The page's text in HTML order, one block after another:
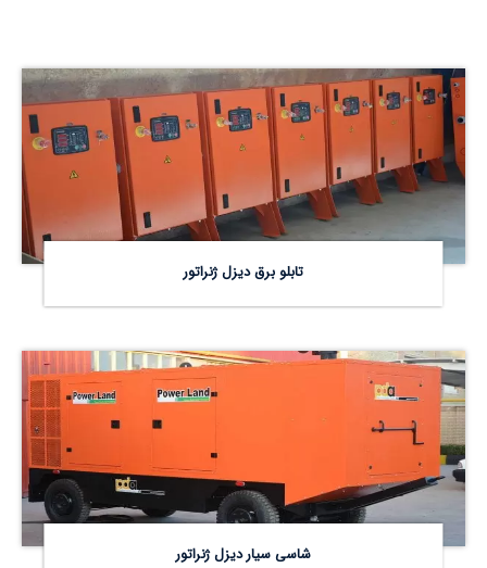
تابلو برق دیزل ژنراتور
شاسی سیار دیزل ژنراتور